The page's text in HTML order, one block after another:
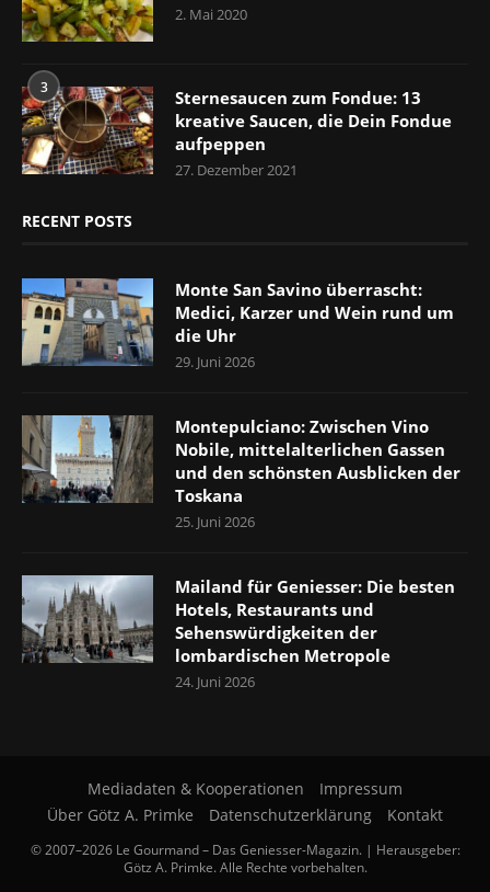
2. Mai 2020
3
Sternesaucen zum Fondue: 13
kreative Saucen, die Dein Fondue
aufpeppen
27. Dezember 2021
RECENT POSTS
Monte San Savino überrascht:
Medici, Karzer und Wein rund um
die Uhr
29. Juni 2026
Montepulciano: Zwischen Vino
Nobile, mittelalterlichen Gassen
und den schönsten Ausblicken der
Toskana
25. Juni 2026
Mailand für Geniesser: Die besten
Hotels, Restaurants und
Sehenswürdigkeiten der
lombardischen Metropole
24. Juni 2026
Mediadaten & Kooperationen
Impressum
Über Götz A. Primke
Datenschutzerklärung Kontakt
© 2007–2026 Le Gourmand – Das Geniesser-Magazin. | Herausgeber:
Götz A. Primke. Alle Rechte vorbehalten.